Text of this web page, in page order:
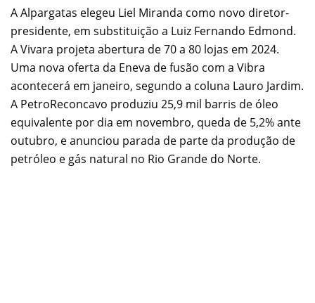
A Alpargatas elegeu Liel Miranda como novo diretor-
presidente, em substituição a Luiz Fernando Edmond.
A Vivara projeta abertura de 70 a 80 lojas em 2024.
Uma nova oferta da Eneva de fusão com a Vibra
acontecerá em janeiro, segundo a coluna Lauro Jardim.
A PetroReconcavo produziu 25,9 mil barris de óleo
equivalente por dia em novembro, queda de 5,2% ante
outubro, e anunciou parada de parte da produção de
petróleo e gás natural no Rio Grande do Norte.